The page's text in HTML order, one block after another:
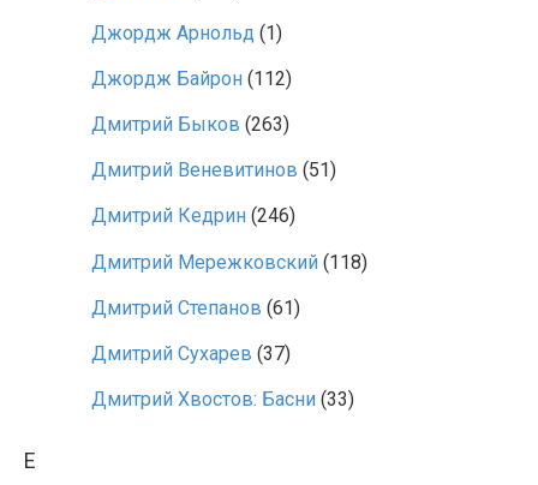
Джордж Арнольд (1)
Джордж Байрон (112)
Дмитрий Быков (263)
Дмитрий Веневитинов (51)
Дмитрий Кедрин (246)
Дмитрий Мережковский (118)
Дмитрий Степанов (61)
Дмитрий Сухарев (37)
Дмитрий Хвостов: Басни (33)
Е